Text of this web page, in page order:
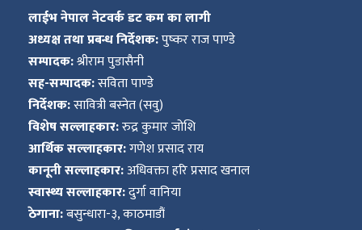
लाईभ नेपाल नेटवर्क डट कम का लागी
अध्यक्ष तथा प्रबन्ध निर्देशक:पुष्कर राज पाण्डे
सम्पादक:श्रीराम पुडासैनी
सह-सम्पादक:सविता पाण्डे
निर्देशक:सावित्री बस्नेत (सवु)
विशेष सल्लाहकार:रुद्र कुमार जोशि
आर्थिक सल्लाहकार:गणेश प्रसाद राय
कानूनी सल्लाहकार:अधिवक्ता हरि प्रसाद खनाल
स्वास्थ्य सल्लाहकार:दुर्गा वानिया
ठेगाना:बसुन्धारा-३, काठमाडौं